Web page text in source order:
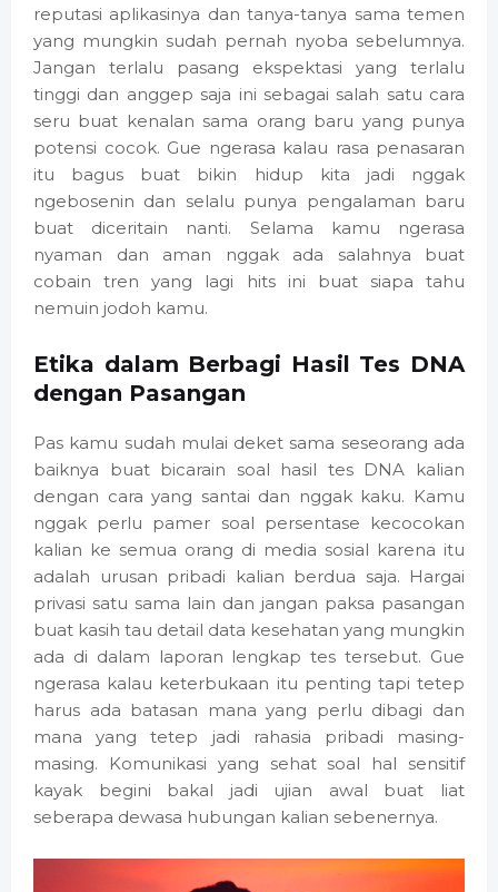
reputasi aplikasinya dan tanya-tanya sama temen
yang mungkin sudah pernah nyoba sebelumnya.
Jangan terlalu pasang ekspektasi yang terlalu
tinggi dan anggep saja ini sebagai salah satu cara
seru buat kenalan sama orang baru yang punya
potensi cocok. Gue ngerasa kalau rasa penasaran
itu bagus buat bikin hidup kita jadi nggak
ngebosenin dan selalu punya pengalaman baru
buat diceritain nanti. Selama kamu ngerasa
nyaman dan aman nggak ada salahnya buat
cobain tren yang lagi hits ini buat siapa tahu
nemuin jodoh kamu.
Etika dalam Berbagi Hasil Tes DNA
dengan Pasangan
Pas kamu sudah mulai deket sama seseorang ada
baiknya buat bicarain soal hasil tes DNA kalian
dengan cara yang santai dan nggak kaku. Kamu
nggak perlu pamer soal persentase kecocokan
kalian ke semua orang di media sosial karena itu
adalah urusan pribadi kalian berdua saja. Hargai
privasi satu sama lain dan jangan paksa pasangan
buat kasih tau detail data kesehatan yang mungkin
ada di dalam laporan lengkap tes tersebut. Gue
ngerasa kalau keterbukaan itu penting tapi tetep
harus ada batasan mana yang perlu dibagi dan
mana yang tetep jadi rahasia pribadi masing-
masing. Komunikasi yang sehat soal hal sensitif
kayak begini bakal jadi ujian awal buat liat
seberapa dewasa hubungan kalian sebenernya.